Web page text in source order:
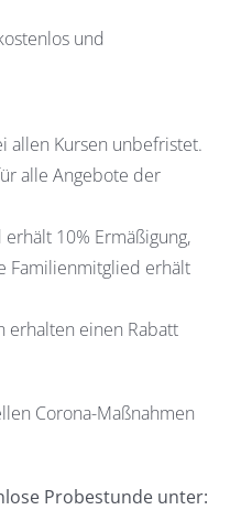
und
allen Kursen unbefristet.
alle Angebote der
10% Ermäßigung,
Familienmitglied erhält
erhalten einen Rabatt
Corona-Maßnahmen
Probestunde unter: